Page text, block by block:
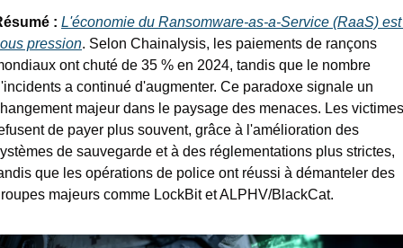
: L'économie du Ransomware-as-a-Service (RaaS) est
pression. Selon Chainalysis, les paiements de rançons
ont chuté de 35 % en 2024, tandis que le nombre
a continué d'augmenter. Ce paradoxe signale un
majeur dans le paysage des menaces. Les victimes
de payer plus souvent, grâce à l'amélioration des
de sauvegarde et à des réglementations plus strictes,
que les opérations de police ont réussi à démanteler des
majeurs comme LockBit et ALPHV/BlackCat.